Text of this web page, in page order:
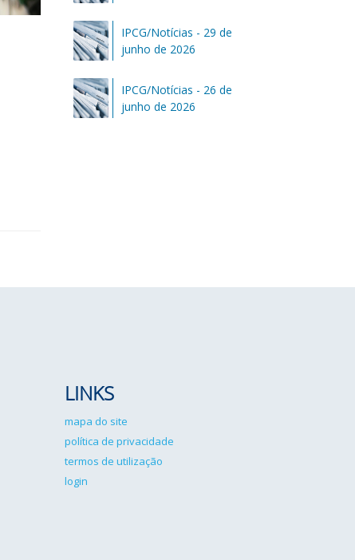
IPCG/Notícias - 29 de
junho de 2026
IPCG/Notícias - 26 de
junho de 2026
LINKS
mapa do site
política de privacidade
termos de utilização
login